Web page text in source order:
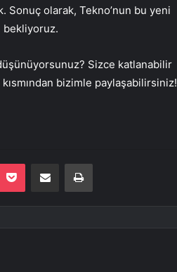
olarak, Tekno’nun bu yeni
bekliyoruz.
Sizce katlanabilir
bizimle paylaşabilirsiniz!
Pocket E-Posta ile paylaş Yazdır